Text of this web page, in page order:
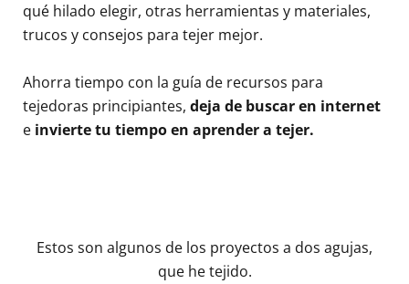
qué hilado elegir, otras herramientas y materiales,
trucos y consejos para tejer mejor.
Ahorra tiempo con la guía de recursos para
tejedoras principiantes, deja de buscar en internet
e invierte tu tiempo en aprender a tejer.
Estos son algunos de los proyectos a dos agujas,
que he tejido.